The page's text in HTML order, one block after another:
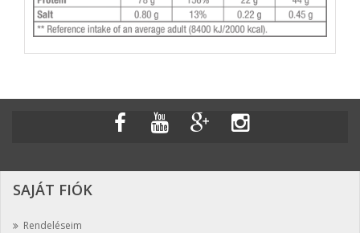
SAJÁT FIÓK
Rendeléseim